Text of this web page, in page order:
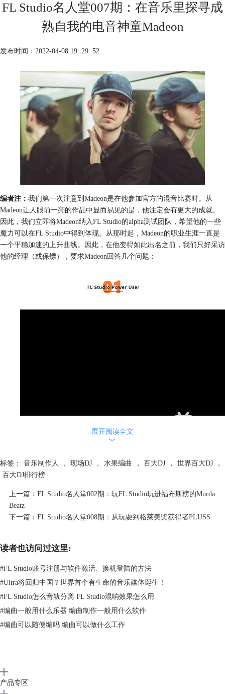
FL Studio名人堂007期：在音乐里探寻成
熟自我的电音神童Madeon
发布时间：2022-04-08 19: 29: 52
编者注： 我们第一次注意到Madeon是在他参加官方的混音比赛时。从
Madeon让人眼前一亮的作品中显而易见的是，他注定会有更大的成就。
因此，我们立即将Madeon纳入FL Studio的alpha测试团队，希望他的一些
魔力可以在FL Studio中得到体现。从那时起，Madeon的职业生涯一直是
一个平稳加速的上升曲线。因此，在他变得如此出名之前，我们只好采访
他的经理（或保镖），要求Madeon回答几个问题：
正尝试将现代电子制作风格和流行音乐的情感魅力结合起来。在过去的几
年里，我已经发布一些混音作品（如Deadmau5 - Raise Your Weapon
remix），原创曲目（单曲Icarus）和更多的实验性项目（我的流行文化现
场混搭视频）。
展开阅读全文
︾
标签： 音乐制作人 ， 现场DJ ， 水果编曲 ， 百大DJ ， 世界百大DJ
，
百大DJ排行榜
上一篇： FL Studio名人堂002期：玩FL Studio玩进福布斯榜的Murda
Beatz
下一篇： FL Studio名人堂008期：从玩耍到格莱美奖获得者PLUSS
读者也访问过这里:
#FL Studio账号注册与软件激活、换机登陆的方法
#Ultra将回归中国？世界首个有生命的音乐媒体诞生！
#FL Studio怎么音轨分离 FL Studio混响效果怎么用
#编曲一般用什么乐器 编曲制作一般用什么软件
#编曲可以随便编吗 编曲可以做什么工作
产品专区